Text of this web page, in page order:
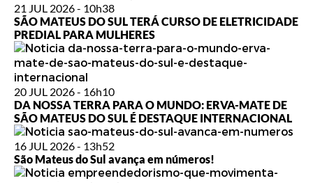
21 JUL 2026 - 10h38
SÃO MATEUS DO SUL TERÁ CURSO DE ELETRICIDADE
PREDIAL PARA MULHERES
20 JUL 2026 - 16h10
DA NOSSA TERRA PARA O MUNDO: ERVA-MATE DE
SÃO MATEUS DO SUL É DESTAQUE INTERNACIONAL
16 JUL 2026 - 13h52
São Mateus do Sul avança em números!